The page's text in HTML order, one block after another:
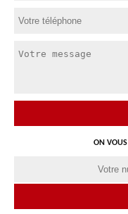
ON VOUS